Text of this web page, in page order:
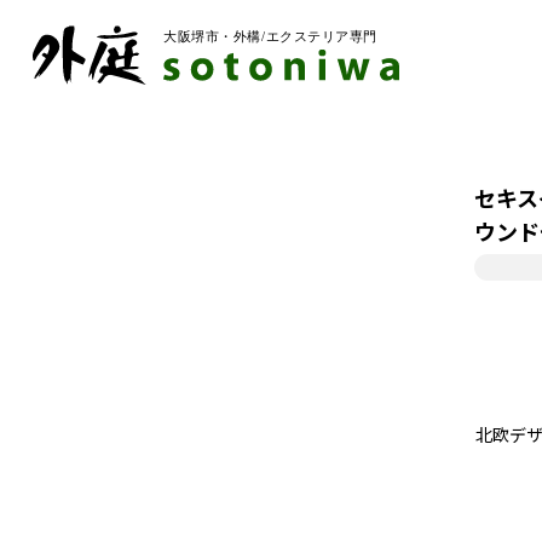
セキ
ウン
北欧デ